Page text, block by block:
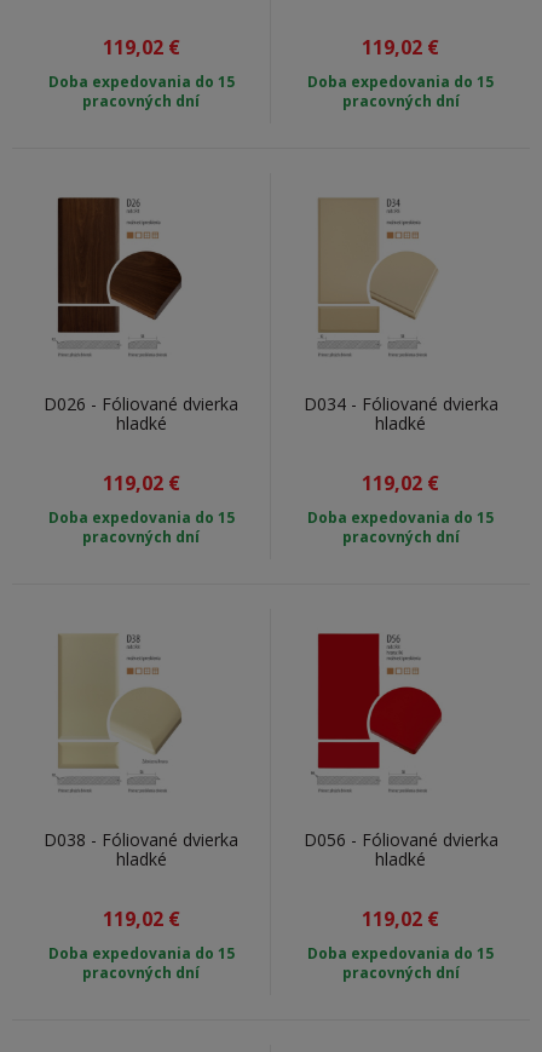
119,02 €
Doba expedovania do 15
pracovných dní
119,02 €
Doba expedovania do 15
pracovných dní
D026 - Fóliované dvierka
hladké
119,02 €
Doba expedovania do 15
pracovných dní
D034 - Fóliované dvierka
hladké
119,02 €
Doba expedovania do 15
pracovných dní
D038 - Fóliované dvierka
hladké
119,02 €
Doba expedovania do 15
pracovných dní
D056 - Fóliované dvierka
hladké
119,02 €
Doba expedovania do 15
pracovných dní